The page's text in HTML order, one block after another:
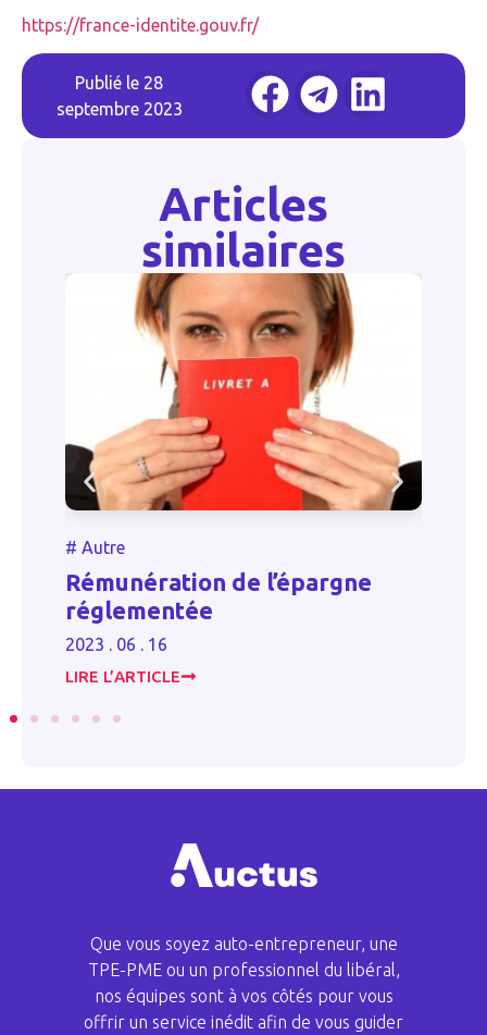
https://france-identite.gouv.fr/
Publié le 28
septembre 2023
Articles
similaires
# Autre
Rémunération de l’épargne
réglementée
2023 . 06 . 16
LIRE L’ARTICLE
Que vous soyez auto-entrepreneur, une
TPE-PME ou un professionnel du libéral,
nos équipes sont à vos côtés pour vous
offrir un service inédit afin de vous guider